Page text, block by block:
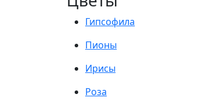
Гипсофила
Пионы
Ирисы
Роза